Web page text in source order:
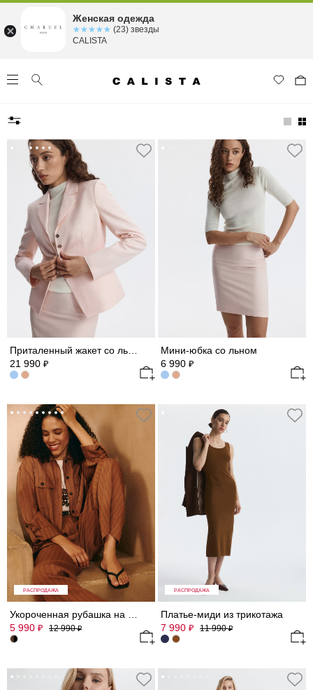
21 990 ₽
Мини-юбка со льном
6 990 ₽
РАСПРОДАЖА
5 990 ₽ 12 990₽
РАСПРОДАЖА
Платье-миди из трикотажа
7 990 ₽ 11 990₽
Женская одежда
☆☆☆☆☆
★★★★★ (23) звезды
CALISTA